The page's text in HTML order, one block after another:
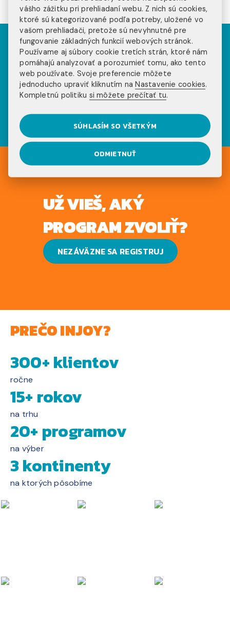
Pozri sa na príbehy
našich klientov na
sociálnych sieťach
UŽ VIEŠ, AKÝ
PROGRAM ZVOLIŤ?
NEZÁVÄZNE SA REGISTRUJ
PREČO INJOY?
300+ klientov
ročne
15+ rokov
na trhu
20+ programov
na výber
3 kontinenty
na ktorých pôsobíme
vášho zážitku pri prehliadaní webu. Z nich sú cookies,
ktoré sú kategorizované podľa potreby, uložené vo
vašom prehliadači, pretože sú nevyhnutné pre
fungovanie základných funkcií webových stránok.
Používame aj súbory cookie tretích strán, ktoré nám
pomáhajú analyzovať a porozumieť tomu, ako tento
web používate. Svoje preferencie môžete
jednoducho upraviť kliknutím naNastavenie cookies.
Kompletnú politiku si môžete prečítať tu.
SÚHLASÍM SO VŠETKÝM
ODMIETNUŤ